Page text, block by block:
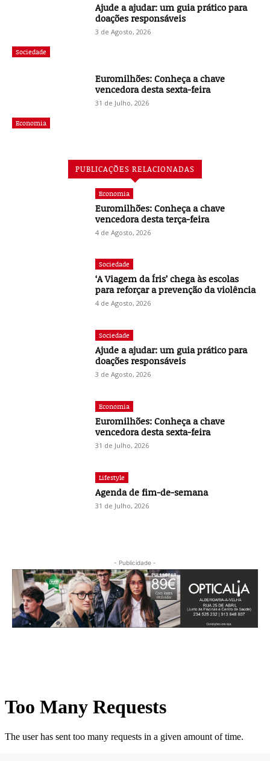
Sociedade
Ajude a ajudar: um guia prático para
doações responsáveis
3 de Agosto, 2026
Economia
Euromilhões: Conheça a chave
vencedora desta sexta-feira
31 de Julho, 2026
PUBLICAÇÕES RELACIONADAS
Economia
Euromilhões: Conheça a chave
vencedora desta terça-feira
4 de Agosto, 2026
Sociedade
‘A Viagem da Íris’ chega às escolas
para reforçar a prevenção da violência
4 de Agosto, 2026
Sociedade
Ajude a ajudar: um guia prático para
doações responsáveis
3 de Agosto, 2026
Economia
Euromilhões: Conheça a chave
vencedora desta sexta-feira
31 de Julho, 2026
Lifestyle
Agenda de fim-de-semana
31 de Julho, 2026
- Publicidade -